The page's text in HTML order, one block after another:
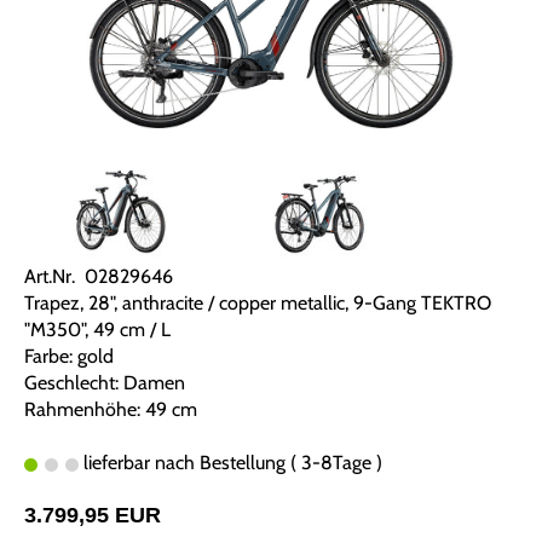
Art.Nr. 02829646
Trapez, 28", anthracite / copper metallic, 9-Gang TEKTRO
"M350", 49 cm / L
Farbe: gold
Geschlecht: Damen
Rahmenhöhe: 49 cm
lieferbar nach Bestellung ( 3-8Tage )
3.799,95 EUR